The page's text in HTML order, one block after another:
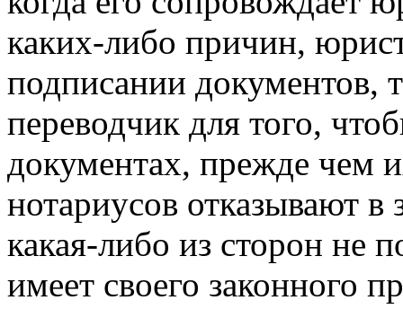
каких-либо причин,
подписании документов,
переводчик для того,
документах, прежде чем
нотариусов отказывают в
какая-либо из сторон не
имеет своего законного